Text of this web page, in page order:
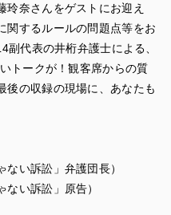
玲奈さんをゲストにお迎え
関するルールの問題点等をお
代表の井桁弁護士による、
トークが！観客席からの質
後の収録の現場に、あなたも
い訴訟」弁護団長）
い訴訟」原告）